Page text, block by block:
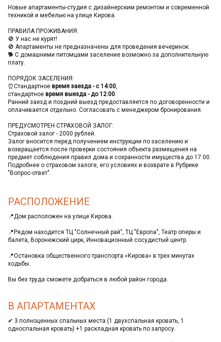
Hoвые апартаменты-студия с дизайнерским ремонтом и coвременной
теxникой и мeбелью на улице Кирова.
ПРАВИЛА ПРОЖИВАНИЯ:
🚫 У нас не курят!
🚫 Апартаменты не предназначены для проведения вечеринок.
🐕 С домашними питомцами заселение возможно за дополнительную
плату.
ПОРЯДОК ЗАСЕЛЕНИЯ:
⏰Стандартное время заезда - с 14:00,
стандартное время выезда - до 12:00.
Ранний заезд и поздний выезд предоставляется по договоренности и
оплачивается отдельно. Согласовать с менеджером бронирования.
ПРЕДУСМОТРЕН СТРАХОВОЙ ЗАЛОГ:
Страховой залог - 2000 рублей.
Залог вносится перед получением инструкции по заселению и
возвращается после проверки состояния объекта размещения на
предмет соблюдения правил дома и сохранности имущества до 17:00.
Подробнее о страховом залоге, его условиях и возврате в Рубрике
"Вопрос-ответ".
РАСПОЛОЖЕНИЕ
📍Дом расположен на улице Кирова.
📍Рядом находится ТЦ "Солнечный рай", ТЦ "Европа", Театр оперы и
балета, Воронежский цирк, Инновационный сосудистый центр.
📍Остановка общественного транспорта «Кирова» в трех минутах
ходьбы.
Вы без труда сможете добраться в любой район города.
В АПАРТАМЕНТАХ
✔ 3 полноценных спальных места (1 двухспальная кровать, 1
односпальная кровать) +1 раскладная кровать по запросу.